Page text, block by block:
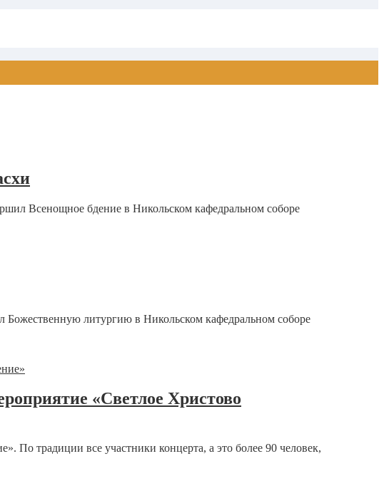
Всенощное бдение в Никольском кафедральном соборе
литургию в Никольском кафедральном соборе
«Светлое Христово
традиции все участники концерта, а это более 90 человек,